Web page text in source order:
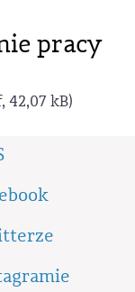
pracy
42,07 kB)